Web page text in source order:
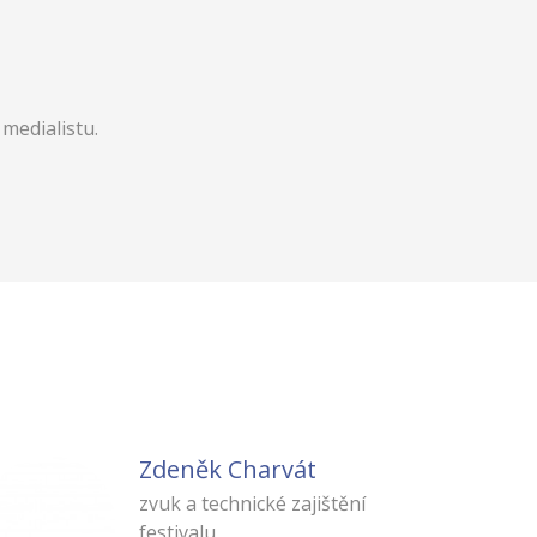
Zdeněk Charvát
zvuk a technické zajištění